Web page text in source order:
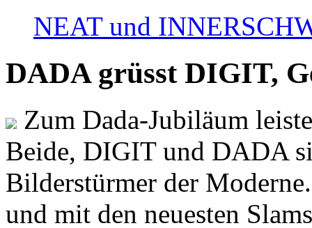
NEAT und
DADA grüsst DIGIT,
Zum Dada-Jubiläum
Beide, DIGIT und DADA
Bilderstürmer der
und mit den neuesten